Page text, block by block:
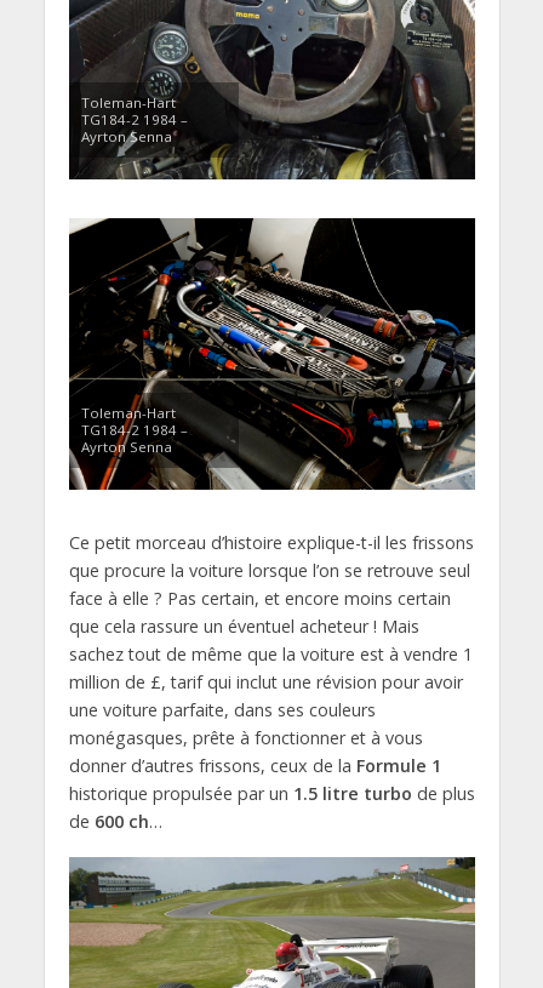
Toleman-Hart
TG184-2 1984 –
Ayrton Senna
Toleman-Hart
TG184-2 1984 –
Ayrton Senna
Ce petit morceau d’histoire explique-t-il les frissons
que procure la voiture lorsque l’on se retrouve seul
face à elle ? Pas certain, et encore moins certain
que cela rassure un éventuel acheteur ! Mais
sachez tout de même que la voiture est à vendre 1
million de £, tarif qui inclut une révision pour avoir
une voiture parfaite, dans ses couleurs
monégasques, prête à fonctionner et à vous
donner d’autres frissons, ceux de la Formule 1
historique propulsée par un 1.5 litre turbo de plus
de 600 ch…